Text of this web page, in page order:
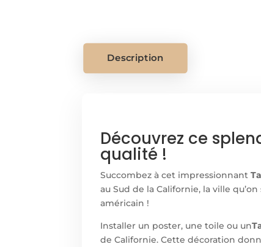
Description
Découvrez ce
qualité !
Succombez à cet impressionnant
au Sud de la Californie, la ville
américain !
Installer un poster, une toile ou un
de Californie. Cette décoration